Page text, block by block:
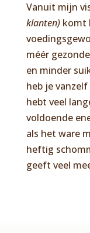
Vanuit mijn
klanten)komt
méér
en minder
heb je vanzelf
hebt veel
voldoende
als het ware
heftig
geeft veel